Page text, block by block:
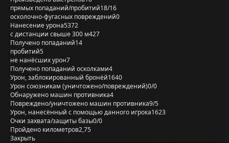
прямых попаданий/пробитий18/16
осколочно-фугасных повреждений0
Нанесение урона5372
с дистанции свыше 300 м427
Получено попаданий14
пробитий5
не нанёсших урон7
Получено попаданий осколками4
Урон, заблокированный бронёй1640
Урон союзникам (уничтожено/повреждений)0/0
Обнаружено машин противника4
Повреждено/уничтожено машин противника9/5
Урон, нанесённый с помощью данного игрока1623
Очки захвата/защиты базы0/0
Пройдено километров2,75
Закрыть